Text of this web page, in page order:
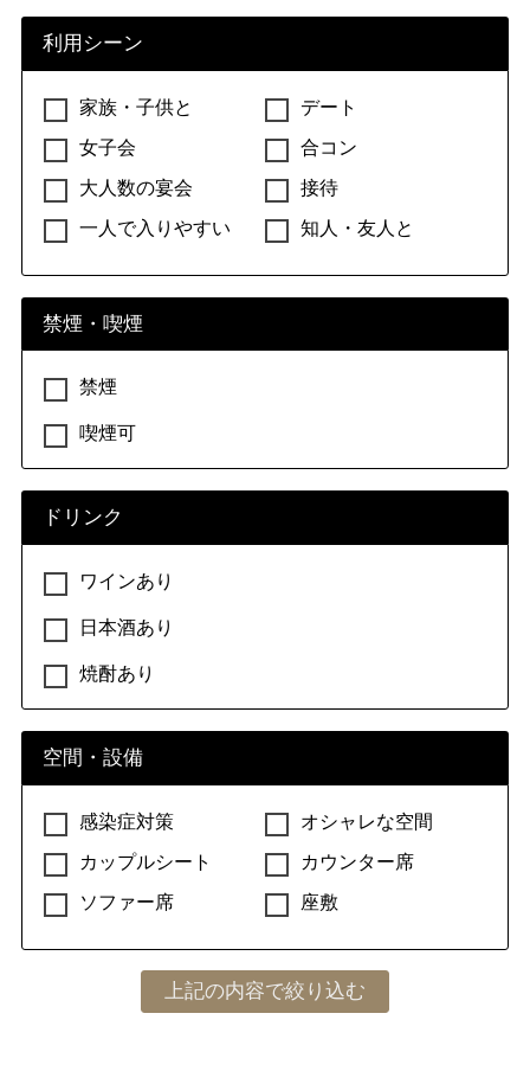
利用シーン
家族・子供と
デート
女子会
合コン
大人数の宴会
接待
一人で入りやすい
知人・友人と
禁煙・喫煙
禁煙
喫煙可
ドリンク
ワインあり
日本酒あり
焼酎あり
空間・設備
感染症対策
オシャレな空間
カップルシート
カウンター席
ソファー席
座敷